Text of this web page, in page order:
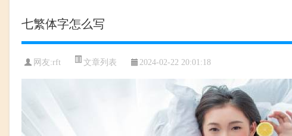
七繁体字怎么写
网友:rft 文章列表 2024-02-22 20:01:18